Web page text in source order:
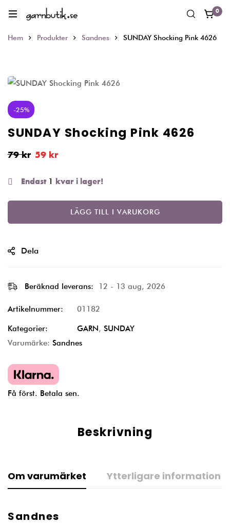
0
Hem Produkter Sandnes SUNDAY Shocking Pink 4626
-25%
SUNDAY Shocking Pink 4626
79kr 59 kr
Endast 1 kvar i lager!
LÄGG TILL I VARUKORG
Dela
Beräknad leverans: 12 - 13 aug, 2026
Artikelnummer: 01182
Kategorier: GARN, SUNDAY
Varumärke: Sandnes
Få först. Betala sen.
Beskrivning
Om varumärket Ytterligare information
Sandnes